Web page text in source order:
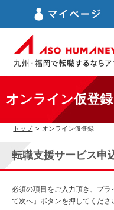
オンライン仮登録
トップ > オンライン仮登録
転職支援サービス申
必須の項目をご入力頂き、プ
て次へ」ボタンを押してくださ